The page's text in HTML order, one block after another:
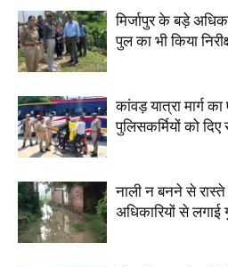
मिर्जापुर के बड़े
पुल का भी किया
कांवड़ यात्रा मार्ग का
पुलिसकर्मियों को दिए
नाली न बनने से
अधिकारियों से लगाई